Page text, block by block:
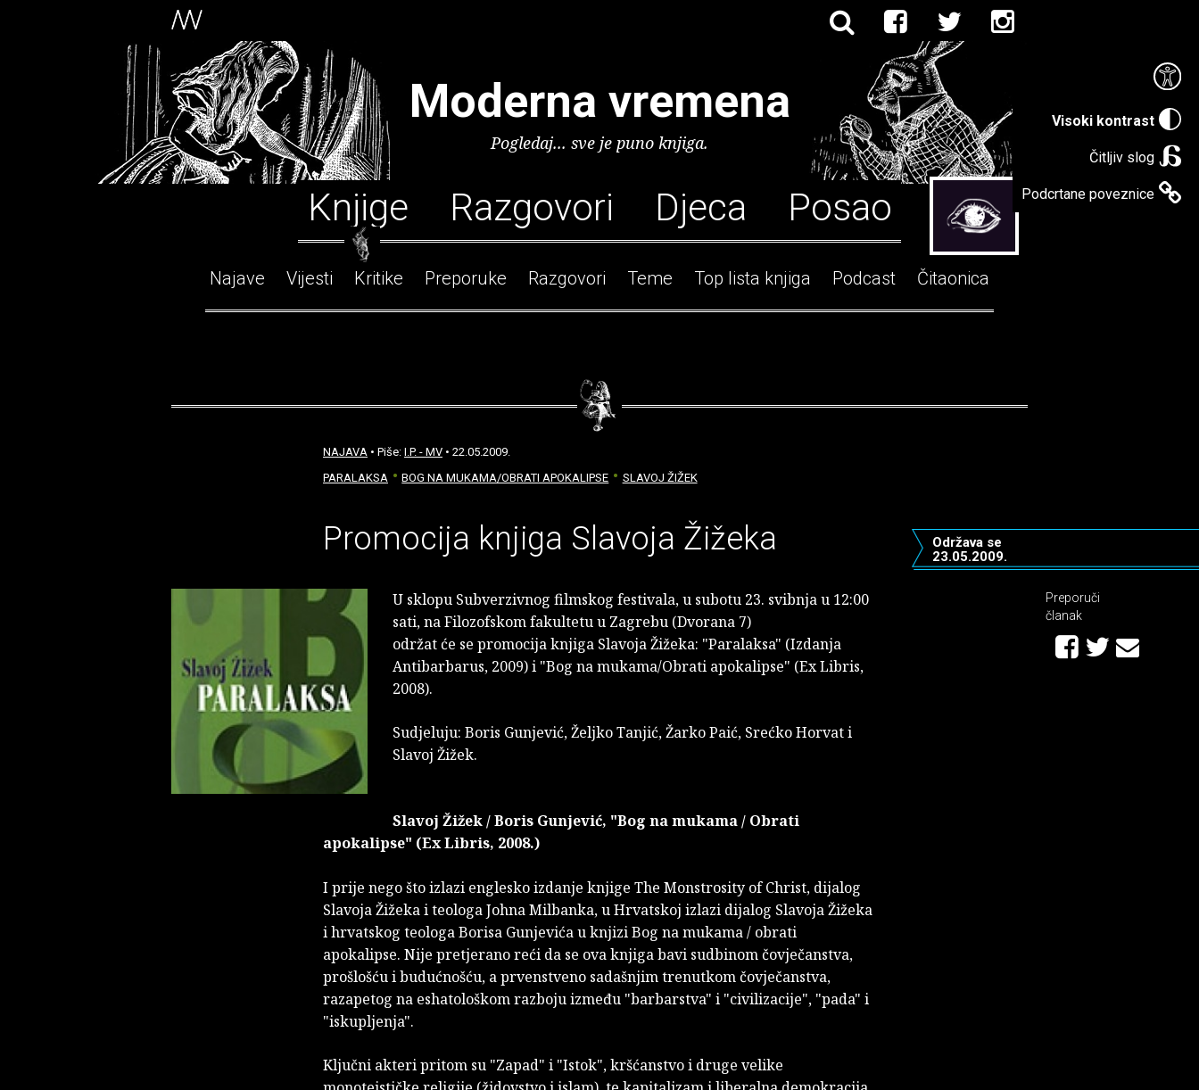
Visoki kontrast
Čitljiv slog
Podcrtane poveznice
Moderna vremena
Pogledaj... sve je puno knjiga.
Knjige Razgovori Djeca Posao
Najave Vijesti Kritike Preporuke Razgovori Teme Top lista knjiga Podcast Čitaonica
NAJAVA • Piše: I.P. - MV • 22.05.2009.
PARALAKSA
BOG NA MUKAMA/OBRATI APOKALIPSE SLAVOJ ŽIŽEK
Promocija knjiga Slavoja Žižeka
Održava se
23.05.2009.
U sklopu Subverzivnog filmskog festivala, u subotu 23. svibnja u 12:00
sati, na Filozofskom fakultetu u Zagrebu (Dvorana 7)
održat će se promocija knjiga Slavoja Žižeka: "Paralaksa" (Izdanja
Antibarbarus, 2009) i "Bog na mukama/Obrati apokalipse" (Ex Libris,
2008).
Sudjeluju: Boris Gunjević, Željko Tanjić, Žarko Paić, Srećko Horvat i
Slavoj Žižek.
Slavoj Žižek / Boris Gunjević, "Bog na mukama / Obrati
apokalipse" (Ex Libris, 2008.)
I prije nego što izlazi englesko izdanje knjige The Monstrosity of Christ, dijalog
Slavoja Žižeka i teologa Johna Milbanka, u Hrvatskoj izlazi dijalog Slavoja Žižeka
i hrvatskog teologa Borisa Gunjevića u knjizi Bog na mukama / obrati
apokalipse. Nije pretjerano reći da se ova knjiga bavi sudbinom čovječanstva,
prošlošću i budućnošću, a prvenstveno sadašnjim trenutkom čovječanstva,
razapetog na eshatološkom razboju između "barbarstva" i "civilizacije", "pada" i
"iskupljenja".
Ključni akteri pritom su "Zapad" i "Istok", kršćanstvo i druge velike
Preporuči
članak